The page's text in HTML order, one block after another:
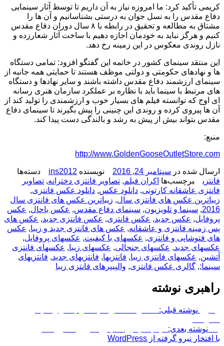
کریمی تأکید کرد: ما امروزه نیاز به آن داریم تا توسط آثار سینمایی
دفاع مقدس را به نسل جوان به درستی بشناسانیم و آن ها را
مشتاق به مطالعه و تحقیق در رابطه با ۸ سال دوران دفاع مقدس
کنیم و هرگز نباید به خودمان اجازه دهیم با ساخت آثار شعارزده و
نازل روندی معکوس در این زمینه رخ دهد.
این منتقد سینمای کشور در خاتمه این گفتگو افزود: تمامی دستگاه
ها و نهادهای حکومتی و دولتی موظف هستند تا حمایتی همه جانبه از
سینمای ارزشمند دفاع مقدس داشته باشند و سایر نهادها و دستگاه
های مرتبط با سینما باید با نظاره بر عملکرد سازمان هنری رسانه
ای اوج که توانسته فیلم های بسیار خوب و ارزشمندی را تولید کند از
آن ها پیروی کرده و روندی این چنینی را پیش بگیرند تا سینمای دفاع
مقدس بتواند بیش از پیش به رشد و بالندگی دست پیدا کند.
منبع:
http://www.GoldenGooseOutletStore.com
ارسال شده در سپتامبر 24, 2016 نویسنده ins2012
دسته‌ها
فانتزی
برچسب‌ها اکران فیلم, تصاویر فانتزی دخترانه, تصاویر
فانتزی عاشقانه کارتونی, دانلود عکس, دانلود عکس فانتزی,
زیباترین عکس های فانتزی سال, زیباترین عکس های فانتزی سال
2016
, سینما و تلویزیون, سینمای دفاع مقدس, عکس باحال, عکس
پروفایل, عکس جدید, عکس فانتزی, عکس فانتزی جدید, عکس های
پس زمینه فانتزی و عاشقانه, عکس های فانتزی جدید و زیبا, عکس
های فتوشاپی و فانتزی, عکسهای با کیفیت, عکسهای پروفایل,
عکسهای جدید, عکسهای جنجالی, عکسهای زیبا, عکسهای فانتزی
آتشین, عکسهای فانتزی زیبا, فانتزیها, فانتزیهای جدید, فانتزیهای
سینما;, گالری عکس فانتزی, والپیپرهای فانتزی زیبا
راهبری نوشته
نوشته قبلی:
نوشته بعدی:
با افتخار نیرو گرفته از WordPress